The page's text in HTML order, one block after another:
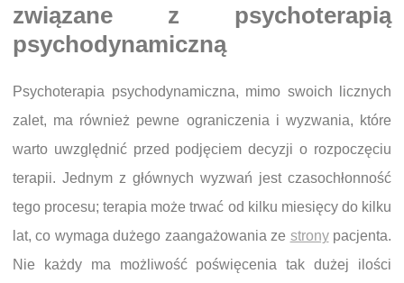
związane z psychoterapią
psychodynamiczną
Psychoterapia psychodynamiczna, mimo swoich licznych
zalet, ma również pewne ograniczenia i wyzwania, które
warto uwzględnić przed podjęciem decyzji o rozpoczęciu
terapii. Jednym z głównych wyzwań jest czasochłonność
tego procesu; terapia może trwać od kilku miesięcy do kilku
lat, co wymaga dużego zaangażowania ze stronypacjenta.
Nie każdy ma możliwość poświęcenia tak dużej ilości